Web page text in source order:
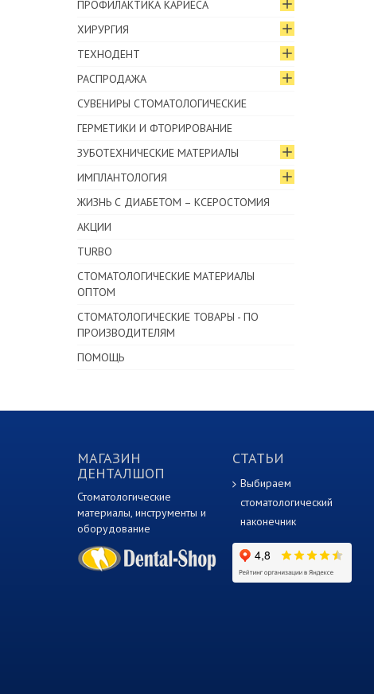
ПРОФИЛАКТИКА КАРИЕСА
ХИРУРГИЯ
ТЕХНОДЕНТ
РАСПРОДАЖА
СУВЕНИРЫ СТОМАТОЛОГИЧЕСКИЕ
ГЕРМЕТИКИ И ФТОРИРОВАНИЕ
ЗУБОТЕХНИЧЕСКИЕ МАТЕРИАЛЫ
ИМПЛАНТОЛОГИЯ
ЖИЗНЬ С ДИАБЕТОМ – КСЕРОСТОМИЯ
АКЦИИ
TURBO
СТОМАТОЛОГИЧЕСКИЕ МАТЕРИАЛЫ
ОПТОМ
СТОМАТОЛОГИЧЕСКИЕ ТОВАРЫ - ПО
ПРОИЗВОДИТЕЛЯМ
ПОМОЩЬ
МАГАЗИН
ДЕНТАЛШОП
Стоматологические
материалы, инструменты и
оборудование
СТАТЬИ
Выбираем
стоматологический
наконечник